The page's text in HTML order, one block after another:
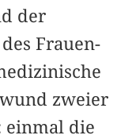
der
Frauen-
zweier
einmal die